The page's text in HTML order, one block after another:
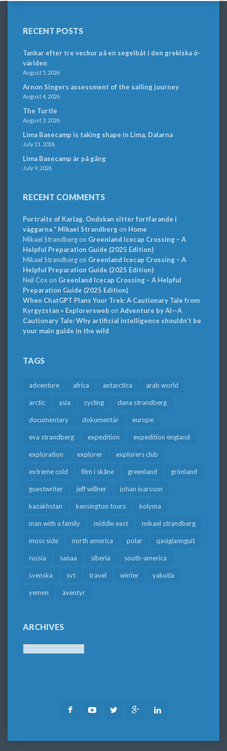
RECENT POSTS
Tankar efter tre veckor på en segelbåt i den grekiska ö-
världen
August 5, 2026
Arnon Singers assessment of the sailing journey
August 4, 2026
The Turtle
August 3, 2026
Lima Basecamp is taking shape in Lima, Dalarna
July 11, 2026
Lima Basecamp är på gång
July 9, 2026
RECENT COMMENTS
Portraits of Karlag. Ondskan sitter fortfarande i
väggarna * Mikael Strandbergon Home
Mikael Strandbergon Greenland Icecap Crossing – A
Helpful Preparation Guide (2025 Edition)
Mikael Strandbergon Greenland Icecap Crossing – A
Helpful Preparation Guide (2025 Edition)
Neil Cox on Greenland Icecap Crossing – A Helpful
Preparation Guide (2025 Edition)
When ChatGPT Plans Your Trek: A Cautionary Tale from
Kyrgyzstan » Explorersweb on Adventure by AI—A
Cautionary Tale: Why artificial intelligence shouldn’t be
your main guide in the wild
TAGS
adventure africa antarctica arab world
arctic asia cycling dana strandberg
documentary dokumentär europe
eva strandberg expedition expedition england
exploration explorer explorers club
extreme cold film i skåne greenland grönland
guestwriter jeff willner johan ivarsson
kazakhstan kensington tours kolyma
man with a family middle east mikael strandberg
moss side north america polar qasigiannguit
russia sanaa siberia south-america
svenska svt travel winter yakutia
yemen äventyr
ARCHIVES
FacebookYoutubeTwitter Google